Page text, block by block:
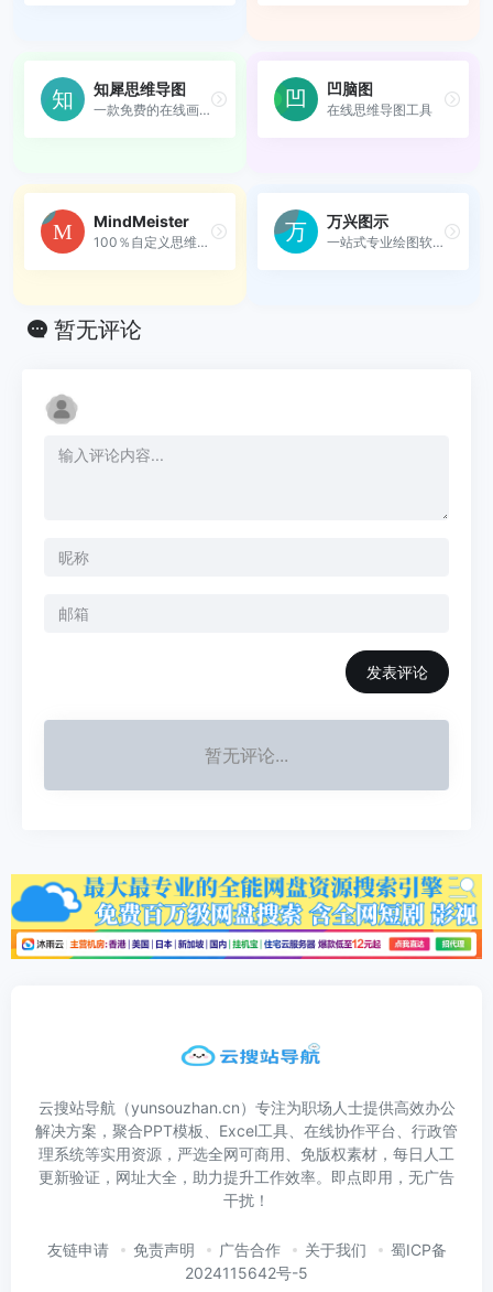
知犀思维导图
一款免费的在线画图工具
凹脑图
在线思维导图工具
MindMeister
100％自定义思维导图设计
万兴图示
一站式专业绘图软件，涵盖210...
暂无评论
发表评论
暂无评论...
云搜站导航（yunsouzhan.cn）专注为职场人士提供高效办公
解决方案，聚合PPT模板、Excel工具、在线协作平台、行政管
理系统等实用资源，严选全网可商用、免版权素材，每日人工
更新验证，网址大全，助力提升工作效率。即点即用，无广告
干扰！
友链申请 免责声明 广告合作 关于我们
蜀ICP备
2024115642号-5